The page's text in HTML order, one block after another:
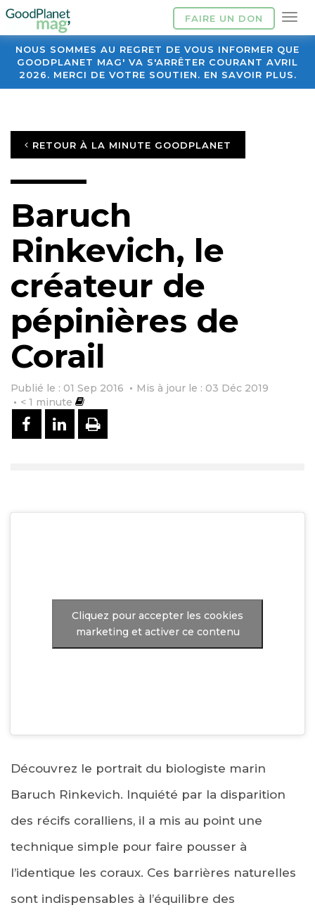
FAIRE UN DON
NOUS SOMMES AU REGRET DE VOUS INFORMER QUE
GOODPLANET MAG' VA S'ARRÊTER COURANT AVRIL
2026. MERCI DE VOTRE SOUTIEN. EN SAVOIR PLUS.
RETOUR À LA MINUTE GOODPLANET
Baruch
Rinkevich, le
créateur de
pépinières de
Corail
Publié le : 01 Sep 2016
Mis à jour le : 03 Déc 2019
< 1 minute
PARTAGER SUR FACEBOOK
PARTAGER SUR LINKEDIN
IMPRIMER
Cliquez pour accepter les cookies
marketing et activer ce contenu
Découvrez le portrait du biologiste marin
Baruch Rinkevich. Inquiété par la disparition
des récifs coralliens, il a mis au point une
technique simple pour faire pousser à
l’identique les coraux. Ces barrières naturelles
sont indispensables à l’équilibre des